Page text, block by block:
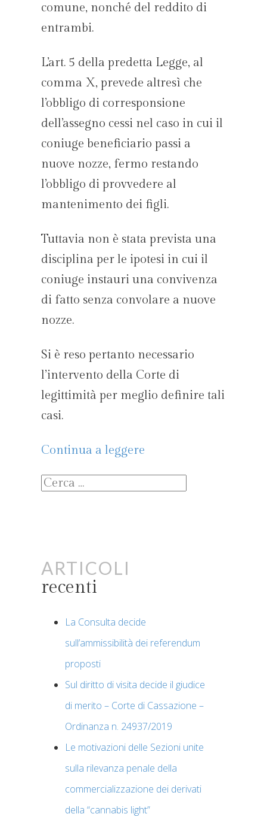
comune, nonché del reddito di
entrambi.
L’art. 5 della predetta Legge, al
comma X, prevede altresì che
l’obbligo di corresponsione
dell’assegno cessi nel caso in cui il
coniuge beneficiario passi a
nuove nozze, fermo restando
l’obbligo di provvedere al
mantenimento dei figli.
Tuttavia non è stata prevista una
disciplina per le ipotesi in cui il
coniuge instauri una convivenza
di fatto senza convolare a nuove
nozze.
Si è reso pertanto necessario
l’intervento della Corte di
legittimità per meglio definire tali
casi.
Continua a leggere
Ricerca
per:
Articoli
recenti
La Consulta decide
sull’ammissibilità dei referendum
proposti
Sul diritto di visita decide il giudice
di merito – Corte di Cassazione –
Ordinanza n. 24937/2019
Le motivazioni delle Sezioni unite
sulla rilevanza penale della
commercializzazione dei derivati
della “cannabis light”